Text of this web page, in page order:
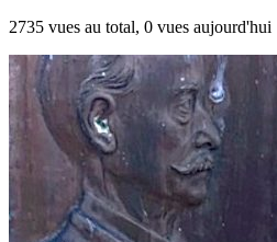
2735 vues au total, 0 vues aujourd'hui